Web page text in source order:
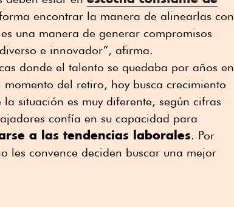
encontrar la manera de alinearlas con
una manera de generar compromisos
e innovador”, afirma.
donde el talento se quedaba por años en
del retiro, hoy busca crecimiento
situación es muy diferente, según cifras
confía en su capacidad para
a las tendencias laborales. Por
les convence deciden buscar una mejor